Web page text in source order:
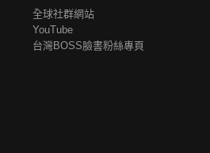
全球社群網站
YouTube
台灣BOSS臉書粉絲專頁